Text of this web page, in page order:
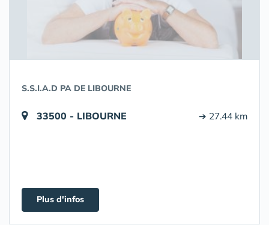
S.S.I.A.D PA DE LIBOURNE
33500 - LIBOURNE ➔ 27.44 km
Plus d'infos